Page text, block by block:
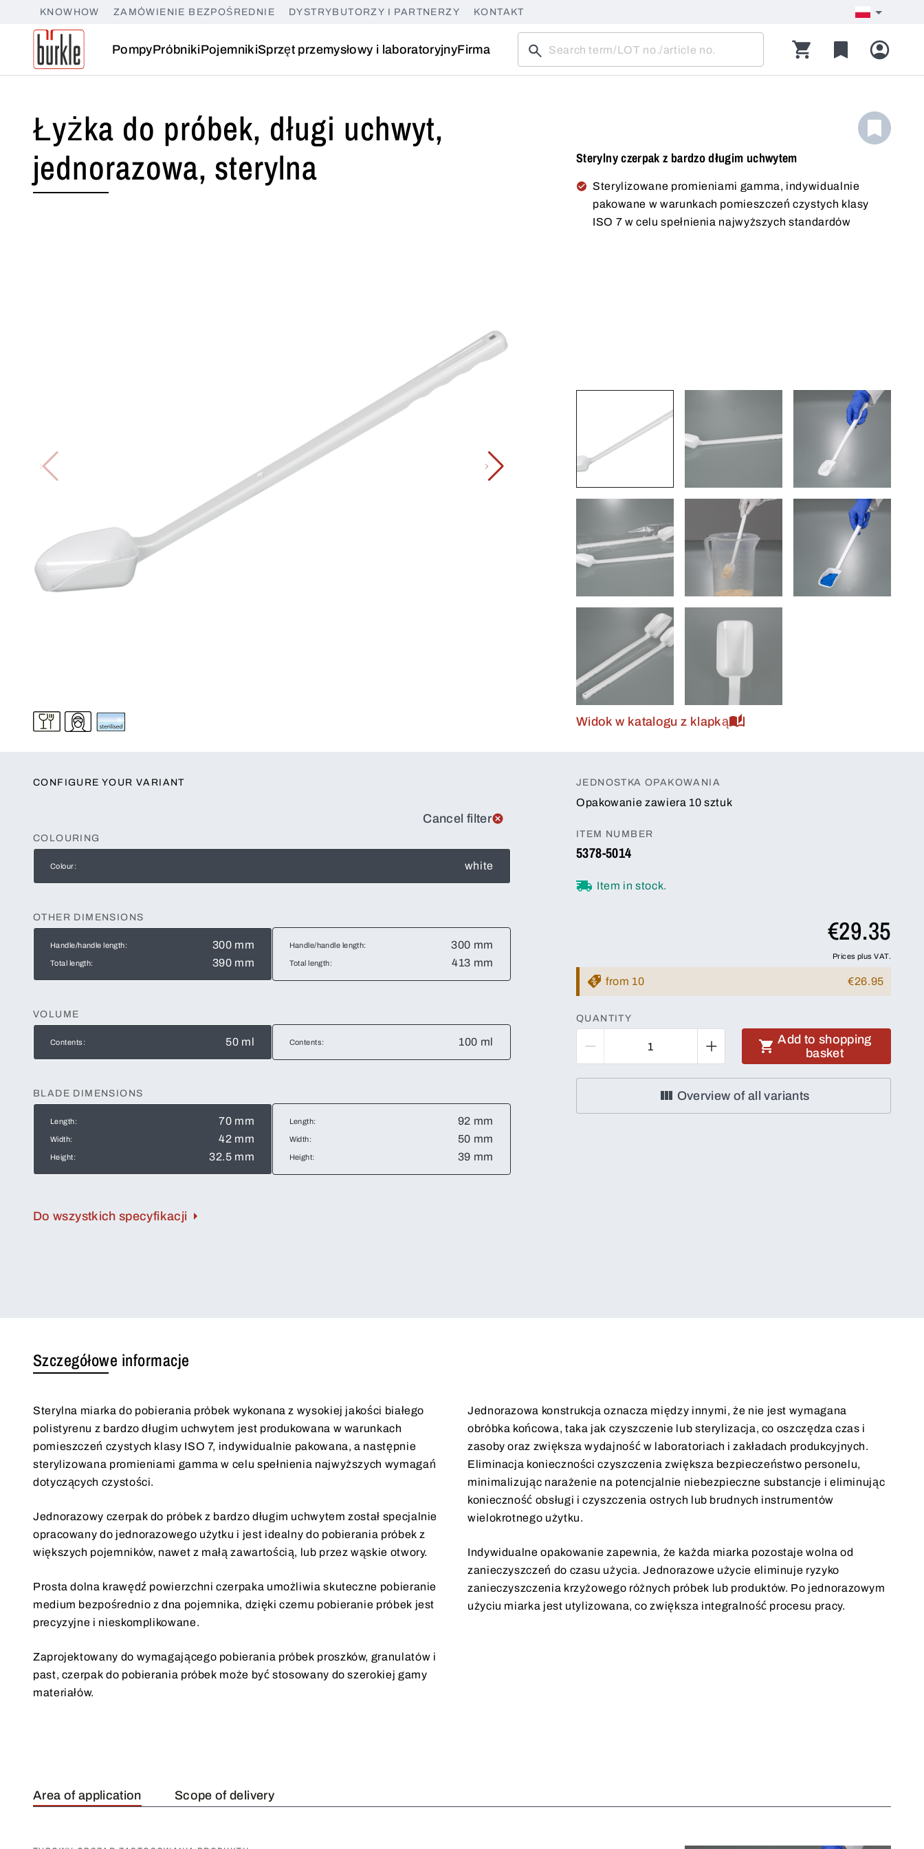
KNOWHOW ZAMÓWIENIE BEZPOŚREDNIE DYSTRYBUTORZY I PARTNERZY KONTAKT
PompyPróbnikiPojemnikiSprzęt przemysłowy i laboratoryjnyFirma
Łyżka do próbek, długi uchwyt,
jednorazowa, sterylna
Sterylny czerpak z bardzo długim uchwytem
Sterylizowane promieniami gamma, indywidualnie
pakowane w warunkach pomieszczeń czystych klasy
ISO 7 w celu spełnienia najwyższych standardów
Widok w katalogu z klapką
CONFIGURE YOUR VARIANT
Cancel filter
COLOURING
Colour: white
OTHER DIMENSIONS
Handle/handle length: 300 mm
Total length: 390 mm
Handle/handle length: 300 mm
Total length: 413 mm
VOLUME
Contents: 50 ml Contents: 100 ml
BLADE DIMENSIONS
Length: 70 mm
Width: 42 mm
Height: 32.5 mm
Length: 92 mm
Width: 50 mm
Height: 39 mm
Do wszystkich specyfikacji
JEDNOSTKA OPAKOWANIA
Opakowanie zawiera 10 sztuk
ITEM NUMBER
5378-5014
Item in stock.
€29.35
Prices plus VAT.
from 10 €26.95
QUANTITY
Add to shopping
basket
Overview of all variants
Szczegółowe informacje
Sterylna miarka do pobierania próbek wykonana z wysokiej jakości białego
polistyrenu z bardzo długim uchwytem jest produkowana w warunkach
pomieszczeń czystych klasy ISO 7, indywidualnie pakowana, a następnie
sterylizowana promieniami gamma w celu spełnienia najwyższych wymagań
dotyczących czystości.
Jednorazowy czerpak do próbek z bardzo długim uchwytem został specjalnie
opracowany do jednorazowego użytku i jest idealny do pobierania próbek z
większych pojemników, nawet z małą zawartością, lub przez wąskie otwory.
Prosta dolna krawędź powierzchni czerpaka umożliwia skuteczne pobieranie
medium bezpośrednio z dna pojemnika, dzięki czemu pobieranie próbek jest
precyzyjne i nieskomplikowane.
Zaprojektowany do wymagającego pobierania próbek proszków, granulatów i
past, czerpak do pobierania próbek może być stosowany do szerokiej gamy
materiałów.
Jednorazowa konstrukcja oznacza między innymi, że nie jest wymagana
obróbka końcowa, taka jak czyszczenie lub sterylizacja, co oszczędza czas i
zasoby oraz zwiększa wydajność w laboratoriach i zakładach produkcyjnych.
Eliminacja konieczności czyszczenia zwiększa bezpieczeństwo personelu,
minimalizując narażenie na potencjalnie niebezpieczne substancje i eliminując
konieczność obsługi i czyszczenia ostrych lub brudnych instrumentów
wielokrotnego użytku.
Indywidualne opakowanie zapewnia, że każda miarka pozostaje wolna od
zanieczyszczeń do czasu użycia. Jednorazowe użycie eliminuje ryzyko
zanieczyszczenia krzyżowego różnych próbek lub produktów. Po jednorazowym
użyciu miarka jest utylizowana, co zwiększa integralność procesu pracy.
Area of application Scope of delivery